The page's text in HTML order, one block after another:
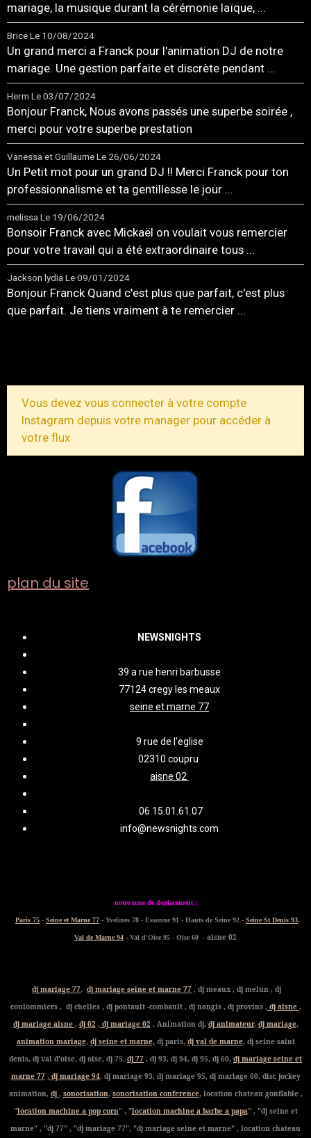
mariage, la musique durant la cérémonie laïque, ...
BriceLe 10/08/2024
Un grand merci a Franck pour l'animation DJ de notre
mariage. Une gestion parfaite et discrète pendant ...
Herm Le 03/07/2024
Bonjour Franck, Nous avons passés une superbe soirée ,
merci pour votre superbe prestation
Vanessa et GuillaumeLe 26/06/2024
Un Petit mot pour un grand DJ !! Merci Franck pour ton
professionnalisme et ta gentillesse le jour ...
melissaLe 19/06/2024
Bonsoir Franck avec Mickaël on voulait vous remercier
pour votre travail qui a été extraordinaire tous ...
Jackson lydiaLe 09/01/2024
Bonjour Franck Quand c'est plus que parfait, c'est plus
que parfait. Je tiens vraiment à te remercier ...
Vous devez vous connecter à votre compte
Instagram depuis votre manager pour accéder à
votre flux
plan du site
NEWSNIGHTS
39 a rue henri barbusse
77124 cregy les meaux
seine et marne 77
9 rue de l'eglise
02310 coupru
aisne 02
06.15.01.61.07
info@newsnights.com
notre zone de deplacement :
Paris 75 - Seine et Marne 77 - Yvelines 78 - Essonne 91 - Hauts de Seine 92 - Seine St Denis 93,
Val de Marne 94 - Val d'Oise 95 - Oise 60 - aisne 02
dj mariage 77, dj mariage seine et marne 77 , dj meaux , dj melun , dj
coulommiers , dj chelles , dj pontault -combault , dj nangis , dj provins ,dj aisne ,
dj mariage aisne , dj 02 ,dj mariage 02 , Animation dj, dj animateur, dj mariage,
animation mariage, dj seine et marne,dj paris, dj val de marne, dj seine saint
denis, dj val d'oise, dj oise, dj 75, dj 77 , dj 93, dj 94, dj 95, dj 60, dj mariage seine et
marne 77,dj mariage 94, dj mariage 93, dj mariage 95, dj mariage 60, disc jockey
animation, dj , sonorisation, sonorisation conference, location chateau gonflable ,
"location machine a pop corn" , "location machine a barbe a papa" , "dj seine et
marne" , "dj 77" , "dj mariage 77", "dj mariage seine et marne" , location chateau